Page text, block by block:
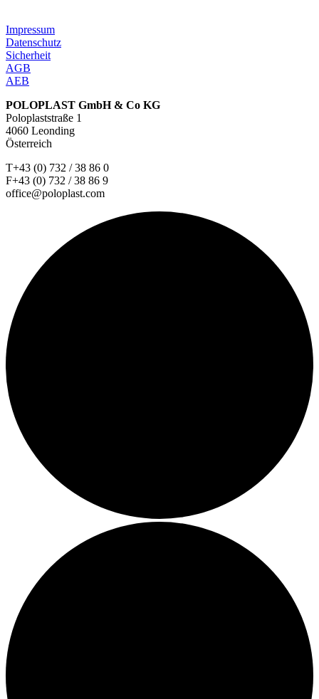
Impressum
Datenschutz
Sicherheit
AGB
AEB
POLOPLAST GmbH & Co KG
Poloplaststraße 1
4060 Leonding
Österreich
T+43 (0) 732 / 38 86 0
F+43 (0) 732 / 38 86 9
office@poloplast.com